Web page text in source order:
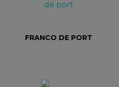
FRANCO DE PORT